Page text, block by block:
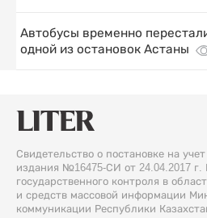
Автобусы временно
одной из остановок Астаны
Свидетельство о постановке на
издания №16475-СИ от 24.04.2017
государственного контроля в
и средств массовой информации
коммуникации Республики